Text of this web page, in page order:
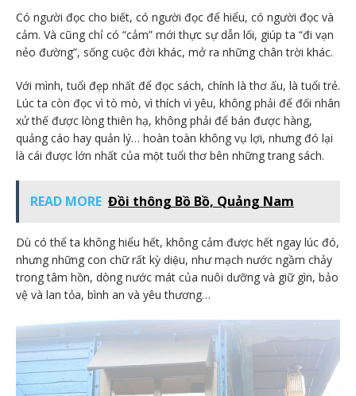
Có người đọc cho biết, có người đọc để hiểu, có người đọc và
cảm. Và cũng chỉ có “cảm” mới thực sự dẫn lối, giúp ta “đi vạn
nẻo đường”, sống cuộc đời khác, mở ra những chân trời khác.
Với mình, tuổi đẹp nhất để đọc sách, chính là thơ ấu, là tuổi trẻ.
Lúc ta còn đọc vì tò mò, vì thích vì yêu, không phải để đối nhân
xử thế được lòng thiên hạ, không phải để bán được hàng,
quảng cáo hay quản lý… hoàn toàn không vụ lợi, nhưng đó lại
là cái được lớn nhất của một tuổi thơ bên những trang sách.
READ MORE Đồi thông Bồ Bồ, Quảng Nam
Dù có thể ta không hiểu hết, không cảm được hết ngay lúc đó,
nhưng những con chữ rất kỳ diệu, như mạch nước ngầm chảy
trong tâm hồn, dòng nước mát của nuôi dưỡng và giữ gìn, bảo
vệ và lan tỏa, bình an và yêu thương…